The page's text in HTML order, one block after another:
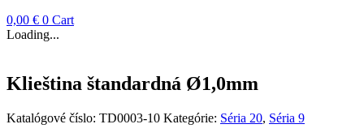
0,00 € 0 Cart
Loading...
Klieština štandardná Ø1,0mm
Katalógové číslo: TD0003-10 Kategórie: Séria 20, Séria 9